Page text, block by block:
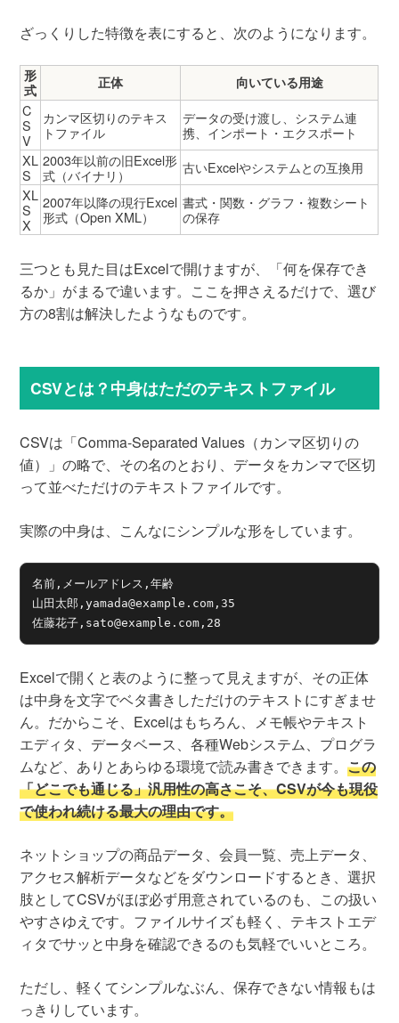
ざっくりした特徴を表にすると、次のようになります。
形
式
正体 向いている用途
C
S
V
カンマ区切りのテキス
トファイル
データの受け渡し、システム連
携、インポート・エクスポート
XL
S
2003年以前の旧Excel形
式（バイナリ）
古いExcelやシステムとの互換用
XL
S
X
2007年以降の現行Excel
形式（Open XML）
書式・関数・グラフ・複数シート
の保存
三つとも見た目はExcelで開けますが、「何を保存でき
るか」がまるで違います。ここを押さえるだけで、選び
方の8割は解決したようなものです。
CSVとは？中身はただのテキストファイル
CSVは「Comma-Separated Values（カンマ区切りの
値）」の略で、その名のとおり、データをカンマで区切
って並べただけのテキストファイルです。
実際の中身は、こんなにシンプルな形をしています。
名前,メールアドレス,年齢
山田太郎,yamada@example.com,35
佐藤花子,sato@example.com,28
Excelで開くと表のように整って見えますが、その正体
は中身を文字でベタ書きしただけのテキストにすぎませ
ん。だからこそ、Excelはもちろん、メモ帳やテキスト
エディタ、データベース、各種Webシステム、プログラ
ムなど、ありとあらゆる環境で読み書きできます。この
「どこでも通じる」汎用性の高さこそ、CSVが今も現役
で使われ続ける最大の理由です。
ネットショップの商品データ、会員一覧、売上データ、
アクセス解析データなどをダウンロードするとき、選択
肢としてCSVがほぼ必ず用意されているのも、この扱い
やすさゆえです。ファイルサイズも軽く、テキストエデ
ィタでサッと中身を確認できるのも気軽でいいところ。
ただし、軽くてシンプルなぶん、保存できない情報もは
っきりしています。